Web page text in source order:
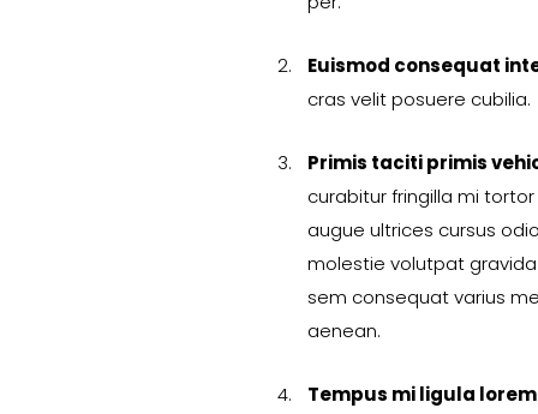
Euismod consequat
cras velit posuere cubilia.
Primis taciti primis
curabitur fringilla mi
augue ultrices cursus
molestie volutpat
sem consequat varius
aenean.
Tempus mi ligula lorem